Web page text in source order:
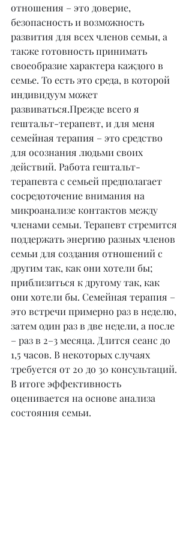
отношения – это доверие,
безопасность и возможность
развития для всех членов семьи, а
также готовность принимать
своеобразие характера каждого в
семье. То есть это среда, в которой
индивидуум может
развиваться.Прежде всего я
гештальт-терапевт, и для меня
семейная терапия – это средство
для осознания людьми своих
действий. Работа гештальт-
терапевта с семьей предполагает
сосредоточение внимания на
микроанализе контактов между
членами семьи. Терапевт стремится
поддержать энергию разных членов
семьи для создания отношений с
другим так, как они хотели бы;
приблизиться к другому так, как
они хотели бы. Семейная терапия –
это встречи примерно раз в неделю,
затем один раз в две недели, а после
– раз в 2–3 месяца. Длится сеанс до
1,5 часов. В некоторых случаях
требуется от 20 до 30 консультаций.
В итоге эффективность
оценивается на основе анализа
состояния семьи.